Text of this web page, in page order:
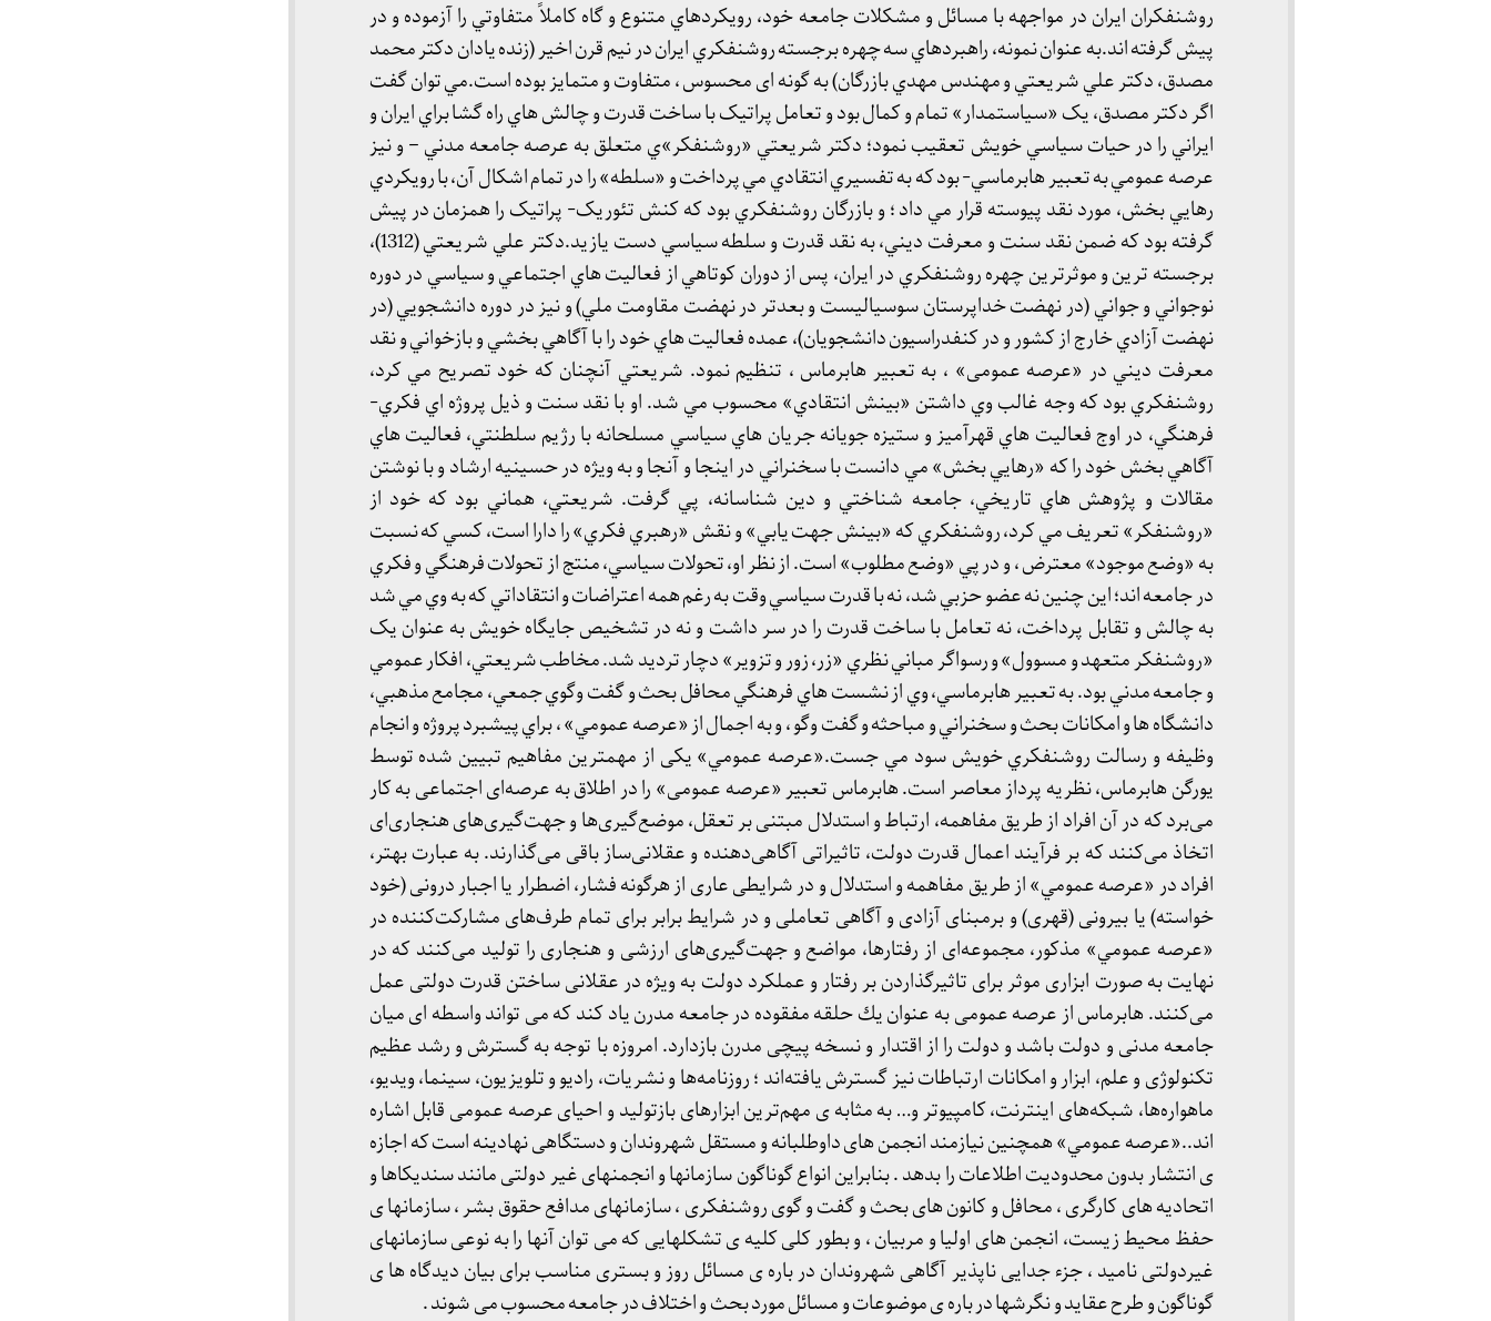
روشنفکران ايران در مواجهه با مسائل و مشکلات جامعه خود، رويکردهاي متنوع و گاه کاملاً متفاوتي را آزموده و در
پيش گرفته اند.به عنوان نمونه، راهبردهاي سه چهره برجسته روشنفکري ايران در نيم قرن اخير (زنده يادان دکتر محمد
مصدق، دکتر علي شريعتي و مهندس مهدي بازرگان) به گونه ای محسوس ، متفاوت و متمايز بوده است.مي توان گفت
اگر دکتر مصدق، يک «سياستمدار» تمام و کمال بود و تعامل پراتيک با ساخت قدرت و چالش هاي راه گشا براي ايران و
ايراني را در حيات سياسي خويش تعقيب نمود؛ دکتر شريعتي «روشنفکر»ي متعلق به عرصه جامعه مدني – و نيز
عرصه عمومي به تعبير هابرماسي- بود که به تفسيري انتقادي مي پرداخت و «سلطه» را در تمام اشکال آن، با رويکردي
رهايي بخش، مورد نقد پيوسته قرار مي داد ؛ و بازرگان روشنفکري بود که کنش تئوريک- پراتيک را همزمان در پيش
گرفته بود که ضمن نقد سنت و معرفت ديني، به نقد قدرت و سلطه سياسي دست يازيد.دکتر علي شريعتي (1312)،
برجسته ترين و موثرترين چهره روشنفکري در ايران، پس از دوران کوتاهي از فعاليت هاي اجتماعي و سياسي در دوره
نوجواني و جواني (در نهضت خداپرستان سوسياليست و بعدتر در نهضت مقاومت ملي) و نيز در دوره دانشجويي (در
نهضت آزادي خارج از کشور و در کنفدراسيون دانشجويان)، عمده فعاليت هاي خود را با آگاهي بخشي و بازخواني و نقد
معرفت ديني در «عرصه عمومی» ، به تعبیر هابرماس ، تنظيم نمود. شريعتي آنچنان که خود تصريح مي کرد،
روشنفکري بود که وجه غالب وي داشتن «بينش انتقادي» محسوب مي شد. او با نقد سنت و ذيل پروژه اي فکري-
فرهنگي، در اوج فعاليت هاي قهرآميز و ستيزه جويانه جريان هاي سياسي مسلحانه با رژيم سلطنتي، فعاليت هاي
آگاهي بخش خود را که «رهايي بخش» مي دانست با سخنراني در اينجا و آنجا و به ويژه در حسينيه ارشاد و با نوشتن
مقالات و پژوهش هاي تاريخي، جامعه شناختي و دين شناسانه، پي گرفت. شريعتي، هماني بود که خود از
«روشنفکر» تعريف مي کرد، روشنفکري که «بينش جهت يابي» و نقش «رهبري فکري» را دارا است، کسي که نسبت
به «وضع موجود» معترض ، و در پي «وضع مطلوب» است. از نظر او، تحولات سياسي، منتج از تحولات فرهنگي و فکري
در جامعه اند؛ اين چنين نه عضو حزبي شد، نه با قدرت سياسي وقت به رغم همه اعتراضات و انتقاداتي که به وي مي شد
به چالش و تقابل پرداخت، نه تعامل با ساخت قدرت را در سر داشت و نه در تشخيص جايگاه خويش به عنوان يک
«روشنفکر متعهد و مسوول» و رسواگر مباني نظري «زر، زور و تزوير» دچار ترديد شد. مخاطب شريعتي، افکار عمومي
و جامعه مدني بود. به تعبير هابرماسي، وي از نشست هاي فرهنگي محافل بحث و گفت وگوي جمعي، مجامع مذهبي،
دانشگاه ها و امکانات بحث و سخنراني و مباحثه و گفت وگو ، و به اجمال از «عرصه عمومي» ، براي پيشبرد پروژه و انجام
وظيفه و رسالت روشنفکري خويش سود مي جست.«عرصه عمومي» یکی از مهمترین مفاهیم تبیین شده توسط
یورگن هابرماس، نظریه پرداز معاصر است. هابرماس تعبیر «عرصه عمومی» را در اطلاق به عرصه‌ای اجتماعی به كار
می‌برد كه در آن افراد از طریق مفاهمه، ارتباط و استدلال مبتنی بر تعقل، موضع‌گیری‌ها و جهت‌گیری‌های هنجاری‌ای
اتخاذ می‌كنند كه بر فرآیند اعمال قدرت دولت، تاثیراتی آگاهی‌دهنده و عقلانی‌ساز باقی می‌گذارند. به عبارت بهتر،
افراد در «عرصه عمومي» از طریق مفاهمه و استدلال و در شرایطی عاری از هرگونه فشار، اضطرار یا اجبار درونی (خود
خواسته) یا بیرونی (قهری) و برمبنای آزادی و آگاهی تعاملی و در شرایط برابر برای تمام طرف‌های مشاركت‌كننده در
«عرصه عمومي» مذكور، مجموعه‌ای از رفتارها، مواضع و جهت‌گیری‌های ارزشی و هنجاری را تولید می‌كنند كه در
نهایت به صورت ابزاری موثر برای تاثیرگذاردن بر رفتار و عملكرد دولت به ویژه در عقلانی ساختن قدرت دولتی عمل
می‌كنند. هابرماس از عرصه عمومى به عنوان یك حلقه مفقوده در جامعه مدرن یاد كند كه مى تواند واسطه اى میان
جامعه مدنى و دولت باشد و دولت را از اقتدار و نسخه پیچى مدرن بازدارد. امروزه با توجه به گسترش و رشد عظیم
تكنولوژی و علم، ابزار و امكانات ارتباطات نیز گسترش یافته‌اند ؛ روزنامه‌ها و نشریات، رادیو و تلویزیون، سینما، ویدیو،
ماهواره‌ها، شبكه‌های اینترنت، كامپیوتر و… به مثابه ی مهم‌ترین ابزارهای بازتولید و احیاى عرصه عمومی قابل اشاره
اند..«عرصه عمومي» همچنین نیازمند انجمن های داوطلبانه و مستقل شهروندان و دستگاهی نهادینه است که اجازه
ی انتشار بدون محدودیت اطلاعات را بدهد . بنابراین انواع گوناگون سازمانها و انجمنهای غیر دولتی مانند سندیکاها و
اتحادیه های کارگری ، محافل و کانون های بحث و گفت و گوی روشنفکری ، سازمانهای مدافع حقوق بشر ، سازمانها ی
حفظ محیط زیست، انجمن های اولیا و مربیان ، و بطور کلی کلیه ی تشکلهایی که می توان آنها را به نوعی سازمانهای
غیردولتی نامید ، جزء جدایی ناپذیر آگاهی شهروندان در باره ی مسائل روز و بستری مناسب برای بیان دیدگاه ها ی
گوناگون و طرح عقاید و نگرشها در باره ی موضوعات و مسائل مورد بحث و اختلاف در جامعه محسوب می شوند .